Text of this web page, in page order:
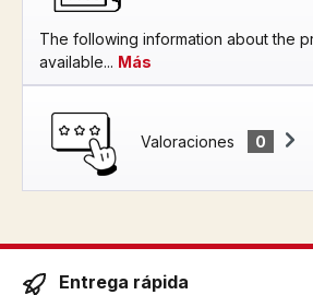
The following information about the
available... Más
Valoraciones 0
Entrega rápida